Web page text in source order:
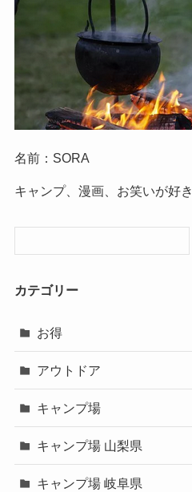
名前：SORA
キャンプ、漫画、お笑いが好き
カテゴリー
お得
アウトドア
キャンプ場
キャンプ場 山梨県
キャンプ場 岐阜県